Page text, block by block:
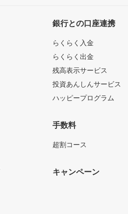
銀行との口座連携
らくらく入金
らくらく出金
残高表示サービス
投資あんしんサービス
ハッピープログラム
手数料
超割コース
キャンペーン